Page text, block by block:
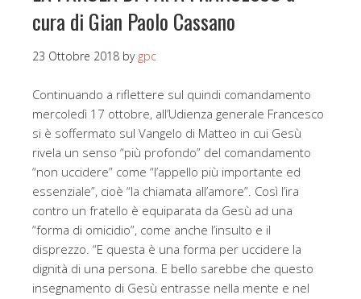
cura di Gian Paolo Cassano
23 Ottobre 2018 by gpc
Continuando a riflettere sul quindi comandamento
mercoledì 17 ottobre, all’Udienza generale Francesco
si è soffermato sul Vangelo di Matteo in cui Gesù
rivela un senso “più profondo” del comandamento
“non uccidere” come “l’appello più importante ed
essenziale”, cioè “la chiamata all’amore”. Così l’ira
contro un fratello è equiparata da Gesù ad una
“forma di omicidio”, come anche l’insulto e il
disprezzo. “E questa è una forma per uccidere la
dignità di una persona. E bello sarebbe che questo
insegnamento di Gesù entrasse nella mente e nel